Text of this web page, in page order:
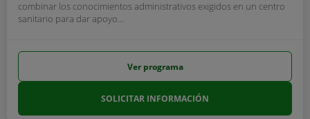
combinar los conocimientos administrativos exigidos en un centro
sanitario para dar apoyo...
Ver programa
SOLICITAR INFORMACIÓN